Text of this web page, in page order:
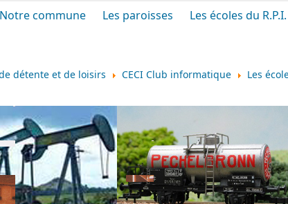
Notre commune Les paroisses Les écoles du R.P.I.
détente et de loisirs CECI Club informatique Les